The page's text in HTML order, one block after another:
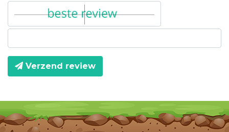
Verzend review